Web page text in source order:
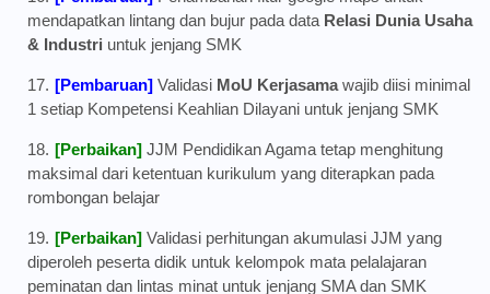
mendapatkan lintang dan bujur pada data Relasi Dunia Usaha
& Industri untuk jenjang SMK
[Pembaruan] Validasi MoU Kerjasamawajib diisi minimal
1 setiap Kompetensi Keahlian Dilayani untuk jenjang SMK
[Perbaikan] JJM Pendidikan Agama tetap menghitung
maksimal dari ketentuan kurikulum yang diterapkan pada
rombongan belajar
[Perbaikan] Validasi perhitungan akumulasi JJM yang
diperoleh peserta didik untuk kelompok mata pelalajaran
peminatan dan lintas minat untuk jenjang SMA dan SMK